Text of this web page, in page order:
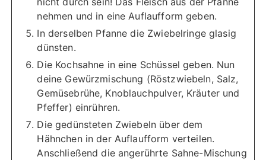
nehmen und in eine Auflaufform geben.
In derselben Pfanne die Zwiebelringe glasig
dünsten.
Die Kochsahne in eine Schüssel geben. Nun
deine Gewürzmischung (Röstzwiebeln, Salz,
Gemüsebrühe, Knoblauchpulver, Kräuter und
Pfeffer) einrühren.
Die gedünsteten Zwiebeln über dem
Hähnchen in der Auflaufform verteilen.
Anschließend die angerührte Sahne-Mischung